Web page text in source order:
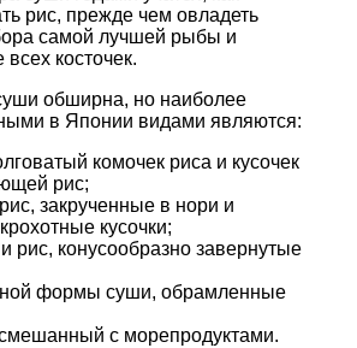
рис, прежде чем овладеть
самой лучшей рыбы и
косточек.
обширна, но наиболее
в Японии видами являются:
комочек риса и кусочек
рис;
закрученные в нори и
кусочки;
рис, конусообразно завернутые
формы суши, обрамленные
с морепродуктами.